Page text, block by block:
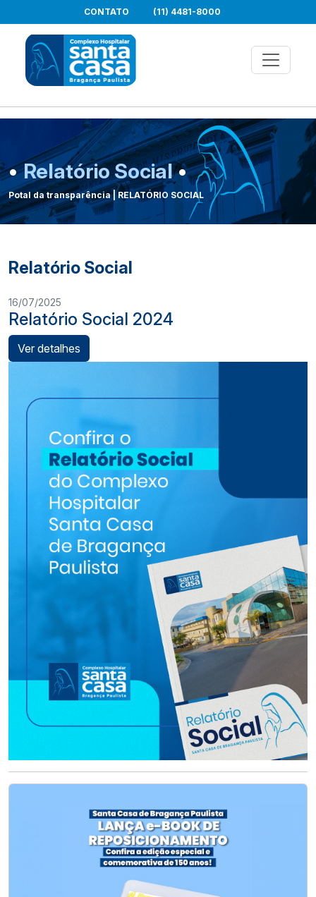
CONTATO (11) 4481-8000
• Relatório Social •
Potal da transparência | RELATÓRIO SOCIAL
Relatório Social
16/07/2025
Relatório Social 2024
Ver detalhes